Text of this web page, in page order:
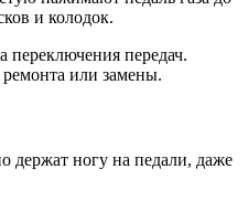
и колодок.
переключения передач.
ремонта или замены.
держат ногу на педали, даже